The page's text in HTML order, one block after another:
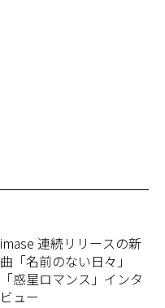
imase 連続リリースの新
曲「名前のない日々」
「惑星ロマンス」インタ
ビュー